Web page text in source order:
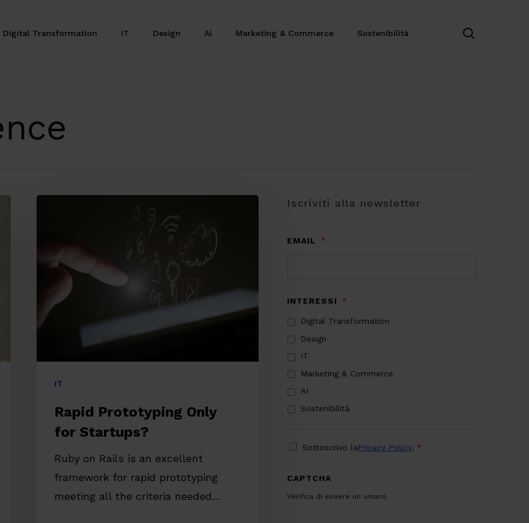
Digital Transformation IT Design AI Marketing & Commerce Sostenibilità
Startups?
IT
Rapid Prototyping Only
for Startups?
Ruby on Rails is an excellent
framework for rapid prototyping
meeting all the criteria needed…
Iscriviti alla newsletter
EMAIL *
INTERESSI *
Digital Transformation
Design
IT
Marketing & Commerce
AI
Sostenibilità
Sottoscrivo laPrivacy Policy. *
CAPTCHA
Verifica di essere un umano